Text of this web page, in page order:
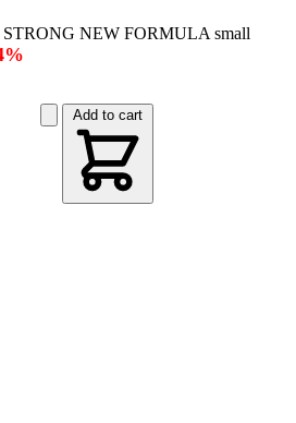
NEW FORMULA small
Add to cart